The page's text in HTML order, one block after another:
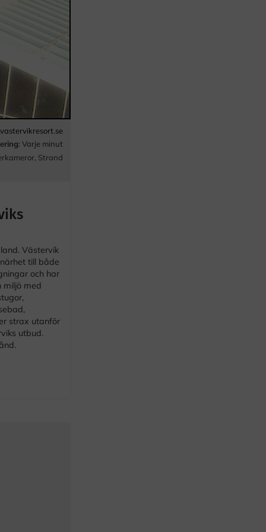
: Varje minut
, Strand
Västervik
till både
och har
miljö med
strax utanför
utbud.